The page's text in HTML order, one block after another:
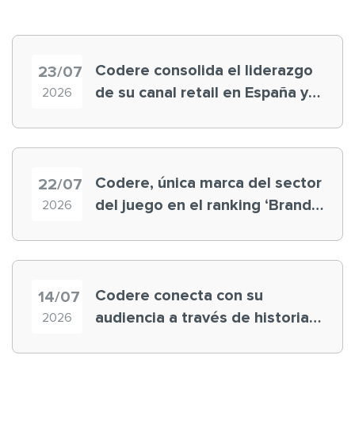
23/07
2026
Codere consolida el liderazgo
de su canal retail en España y
22/07
2026
Codere, única marca del sector
del juego en el ranking ‘Brand
14/07
2026
Codere conecta con su
audiencia a través de historias